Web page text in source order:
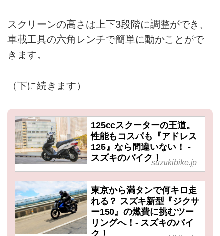
スクリーンの高さは上下3段階に調整ができ、
車載工具の六角レンチで簡単に動かことがで
きます。
（下に続きます）
125ccスクーターの王道。
性能もコスパも『アドレス
125』なら間違いない！ -
スズキのバイク！suzukibike.jp
東京から満タンで何キロ走
れる？ スズキ新型『ジクサ
ー150』の燃費に挑むツー
リングへ！- スズキのバイ
ク！